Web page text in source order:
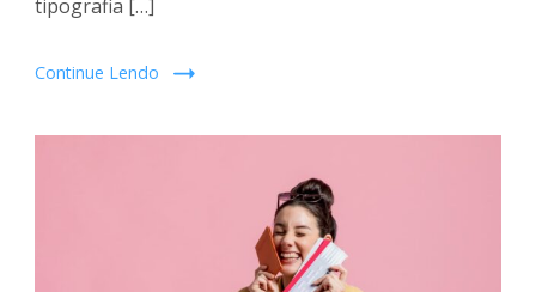
tipografia […]
Continue Lendo